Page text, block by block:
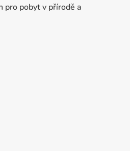
pro pobyt v přírodě a